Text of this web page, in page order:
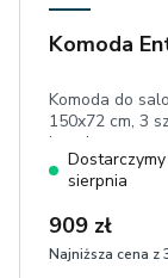
Komoda
Komoda do
150x72 cm, 3
lamele
sierpnia
909 zł
Najniższa cena z